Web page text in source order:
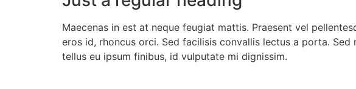
Maecenas in est at neque feugiat mattis. Praesent vel
eros id, rhoncus orci. Sed facilisis convallis lectus a porta.
tellus eu ipsum finibus, id vulputate mi dignissim.